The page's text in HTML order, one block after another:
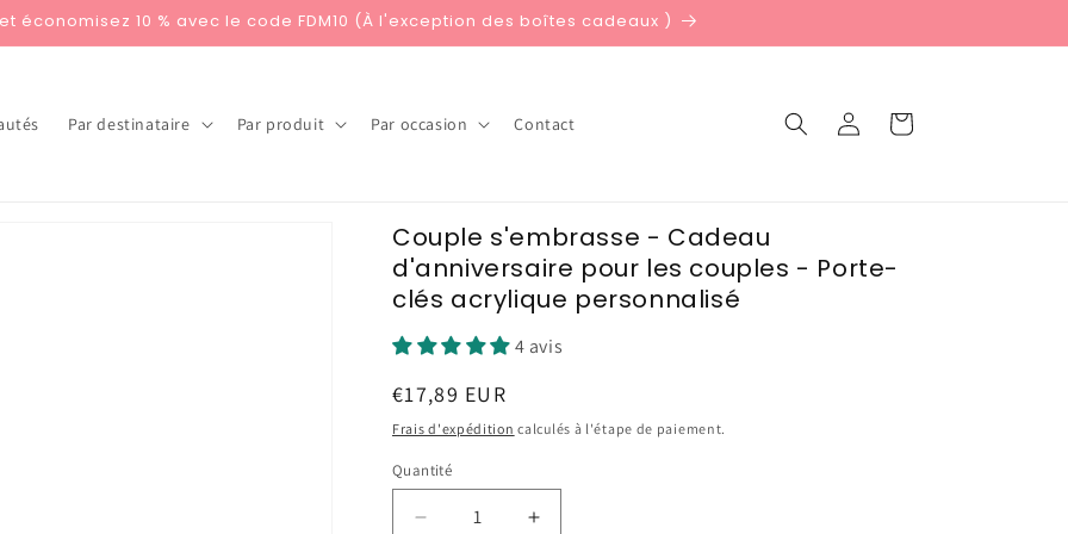
économisez 10 % avec le code FDM10 (À l'exception des boîtes cadeaux )
Par destinataire Par produit Par occasion Contact Connexion Panier
Couple s'embrasse - Cadeau
d'anniversaire pour les couples - Porte-
clés acrylique personnalisé
4 avis
Prix
habituel
€17,89 EUR
Frais d'expédition calculés à l'étape de paiement.
Quantité
Réduire
Augmenter